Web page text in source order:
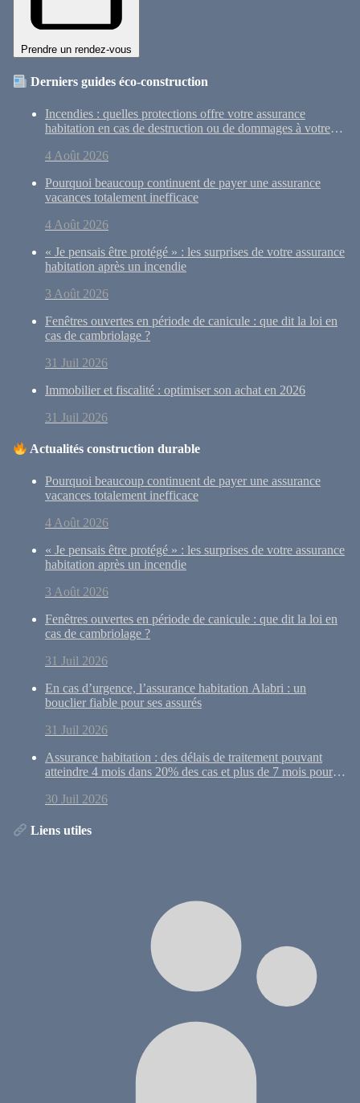
Prendre un rendez-vous
Derniers guides éco-construction
Incendies : quelles protections offre votre assurance
habitation en cas de destruction ou de dommages à votre
4 Août 2026
Pourquoi beaucoup continuent de payer une assurance
vacances totalement inefficace
4 Août 2026
« Je pensais être protégé » : les surprises de votre assurance
habitation après un incendie
3 Août 2026
Fenêtres ouvertes en période de canicule : que dit la loi en
cas de cambriolage ?
31 Juil 2026
Immobilier et fiscalité : optimiser son achat en 2026
31 Juil 2026
Actualités construction durable
Pourquoi beaucoup continuent de payer une assurance
vacances totalement inefficace
4 Août 2026
« Je pensais être protégé » : les surprises de votre assurance
habitation après un incendie
3 Août 2026
Fenêtres ouvertes en période de canicule : que dit la loi en
cas de cambriolage ?
31 Juil 2026
En cas d’urgence, l’assurance habitation Alabri : un
bouclier fiable pour ses assurés
31 Juil 2026
Assurance habitation : des délais de traitement pouvant
atteindre 4 mois dans 20% des cas et plus de 7 mois pour
30 Juil 2026
Liens utiles